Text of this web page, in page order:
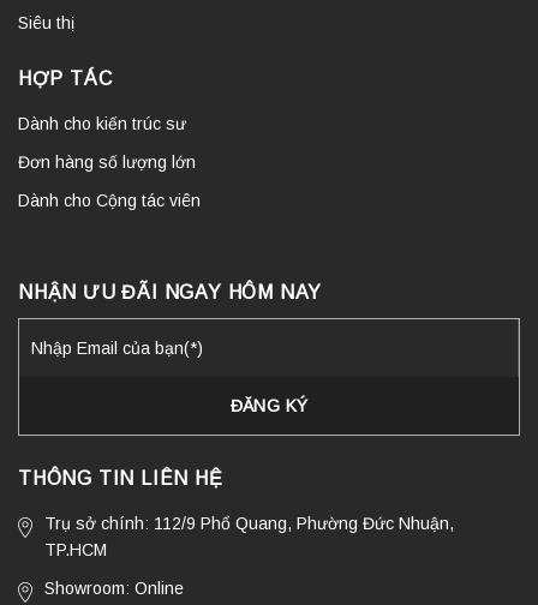
Siêu thị
HỢP TÁC
Dành cho kiến trúc sư
Đơn hàng số lượng lớn
Dành cho Cộng tác viên
NHẬN ƯU ĐÃI NGAY HÔM NAY
THÔNG TIN LIÊN HỆ
Trụ sở chính: 112/9 Phổ Quang, Phường Đức Nhuận,
TP.HCM
Showroom: Online